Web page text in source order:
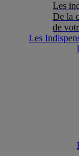
Les
De la
de
Les